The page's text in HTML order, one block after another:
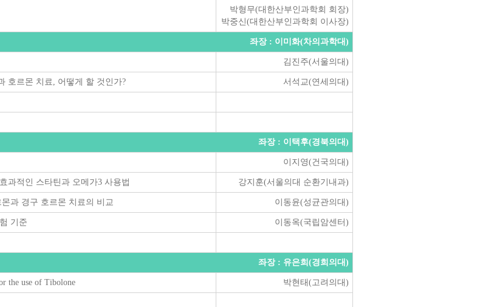
박형무(대한산부인과학회 회장)
박중신(대한산부인과학회 이사장)
좌장 : 이미화(차의과학대)
김진주(서울의대)
호르몬 치료, 어떻게 할 것인가? 서석교(연세의대)
좌장 : 이택후(경북의대)
이지영(건국의대)
과적인 스타틴과 오메가3 사용법 강지훈(서울의대 순환기내과)
과 경구 호르몬 치료의 비교 이동윤(성균관의대)
기준 이동옥(국립암센터)
좌장 : 유은희(경희의대)
the use of Tibolone 박현태(고려의대)